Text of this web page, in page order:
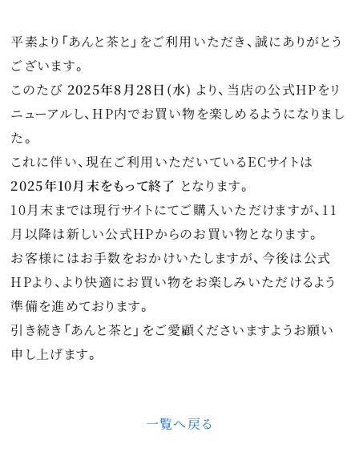
特集
プライバシーポリシー
特定商取引法に関する表記
サイトマップ
お問い合わせ
平素より「あんと茶と」をご利用いただき、誠にありがとう
ございます。
このたび 2025年8月28日(水) より、当店の公式HPをリ
ニューアルし、HP内でお買い物を楽しめるようになりまし
た。
これに伴い、現在ご利用いただいているECサイトは
2025年10月末をもって終了 となります。
10月末までは現行サイトにてご購入いただけますが、11
月以降は新しい公式HPからのお買い物となります。
お客様にはお手数をおかけいたしますが、今後は公式
HPより、より快適にお買い物をお楽しみいただけるよう
準備を進めております。
引き続き「あんと茶と」をご愛顧くださいますようお願い
申し上げます。
一覧へ戻る